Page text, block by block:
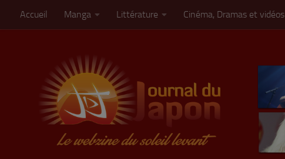
Skip to content
Accueil Manga Littérature Cinéma, Dramas et vidéos